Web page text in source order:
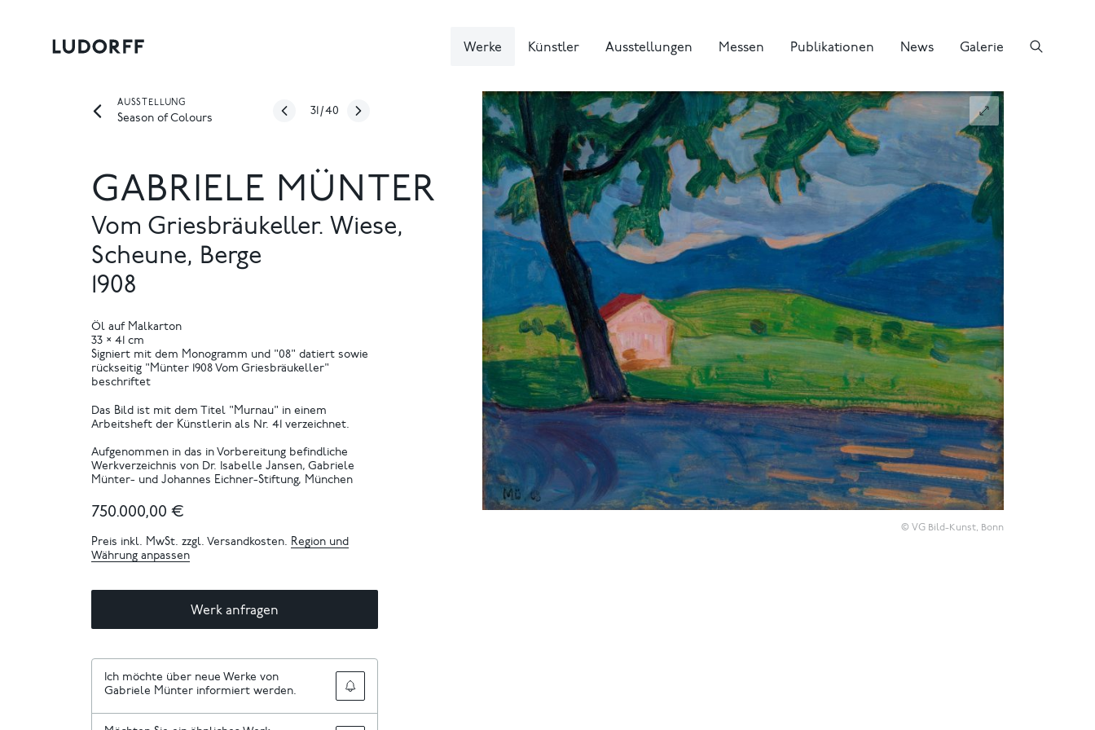
Werke Künstler Ausstellungen Messen Publikationen News Galerie
AUSSTELLUNG
Season of Colours
31 /40
GABRIELE MÜNTER
Vom Griesbräukeller. Wiese,
Scheune, Berge
1908
© VG Bild-Kunst, Bonn
Öl auf Malkarton
33 × 41 cm
Signiert mit dem Monogramm und "08" datiert sowie
rückseitig "Münter 1908 Vom Griesbräukeller"
beschriftet
Das Bild ist mit dem Titel "Murnau" in einem
Arbeitsheft der Künstlerin als Nr. 41 verzeichnet.
Aufgenommen in das in Vorbereitung befindliche
Werkverzeichnis von Dr. Isabelle Jansen, Gabriele
Münter- und Johannes Eichner-Stiftung, München
750.000,00 €
Preis inkl. MwSt. zzgl. Versandkosten. Region und
Währung anpassen
Werk anfragen
Ich möchte über neue Werke von
Gabriele Münter informiert werden.